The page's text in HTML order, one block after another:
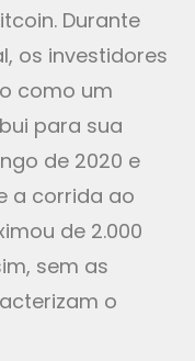
Durante
os investidores
como um
para sua
de 2020 e
a corrida ao
de 2.000
sem as
o